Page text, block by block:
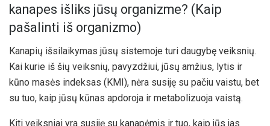
kanapes išliks jūsų organizme? (Kaip
pašalinti iš organizmo)
Kanapių išsilaikymas jūsų sistemoje turi daugybę veiksnių.
Kai kurie iš šių veiksnių, pavyzdžiui, jūsų amžius, lytis ir
kūno masės indeksas (KMI), nėra susiję su pačiu vaistu, bet
su tuo, kaip jūsų kūnas apdoroja ir metabolizuoja vaistą.
Kiti veiksniai yra susiję su kanapėmis ir tuo, kaip jūs jas